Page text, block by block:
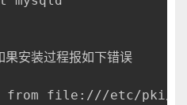
安装过程报如下错误
from file:///etc/pki/rpm-